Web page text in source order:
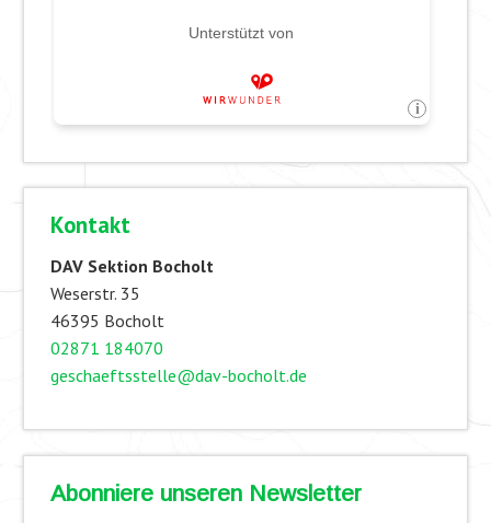
Kontakt
DAV Sektion Bocholt
Weserstr. 35
46395 Bocholt
02871 184070
geschaeftsstelle@dav-bocholt.de
Abonniere unseren Newsletter